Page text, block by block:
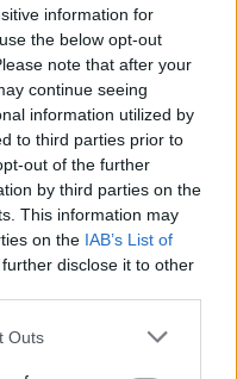
information for
the below opt-out
note that after your
continue seeing
information utilized by
to third parties prior to
out of the further
by third parties on the
This information may
on the IAB’s List of
disclose it to other
Outs
2ου ΓΕΛ
Σχολές
διάρκεια της 6ης και
Β΄ και Γ΄ Λυκείου του
τον τρόπο λειτουργίας
& Σχολής Μονίμων
φοίτησης σε αυτές.